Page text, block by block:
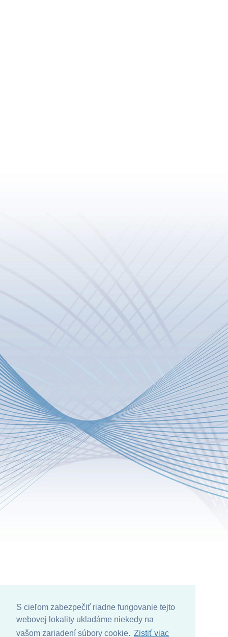
S cieľom zabezpečiť riadne fungovanie tejto
webovej lokality ukladáme niekedy na
vašom zariadení súbory cookie. Zistiť viac